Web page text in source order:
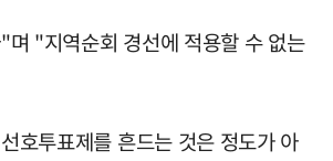
"지역순회 경선에 적용할 수 없는
호투표제를 흔드는 것은 정도가 아